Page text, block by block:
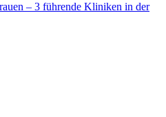
– 3 führende Kliniken in der